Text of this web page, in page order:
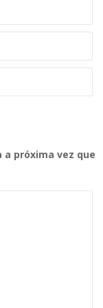
a próxima vez que